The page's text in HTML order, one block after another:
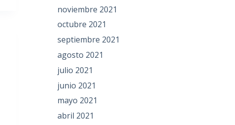
noviembre 2021
octubre 2021
septiembre 2021
agosto 2021
julio 2021
junio 2021
mayo 2021
abril 2021